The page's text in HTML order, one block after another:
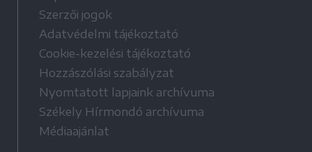
Szerzői jogok
Adatvédelmi tájékoztató
Cookie-kezelési tájékoztató
Hozzászólási szabályzat
Nyomtatott lapjaink archívuma
Székely Hírmondó archívuma
Médiaajánlat